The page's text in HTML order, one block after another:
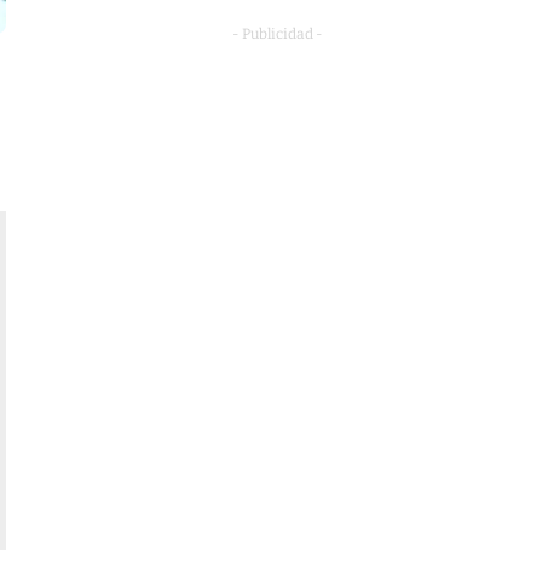
- Publicidad -